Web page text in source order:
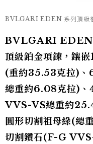
BVLGARI EDEN 系列頂級
BVLGARI EDEN
頂級鉑金項鍊，鑲
(重約35.53克拉)
總重約6.08克拉)
VVS-VS總重約
圓形切割祖母綠(總
切割鑽石(F-G